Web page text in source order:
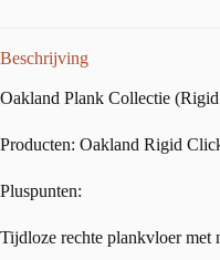
Beschrijving
Oakland Plank Collectie
Producten: Oakland Rigid
Pluspunten:
Tijdloze rechte plankvloer met